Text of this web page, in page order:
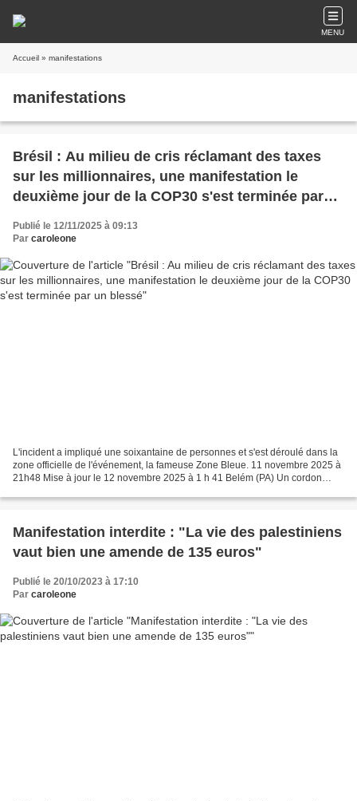
MENU
Accueil » manifestations
manifestations
Brésil : Au milieu de cris réclamant des taxes
sur les millionnaires, une manifestation le
deuxième jour de la COP30 s'est terminée par
un blessé
Publié le 12/11/2025 à 09:13
Par caroleone
L'incident a impliqué une soixantaine de personnes et s'est déroulé dans la
zone officielle de l'événement, la fameuse Zone Bleue. 11 novembre 2025 à
21h48 Mise à jour le 12 novembre 2025 à 1 h 41 Belém (PA) Un cordon
Manifestation interdite : "La vie des palestiniens
vaut bien une amende de 135 euros"
Publié le 20/10/2023 à 17:10
Par caroleone